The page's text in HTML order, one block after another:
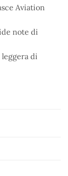
Aviation
note di
di